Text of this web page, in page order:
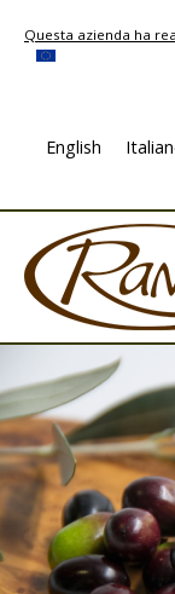
content
Questa azienda ha
English
Home